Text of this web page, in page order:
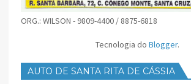
ORG.: WILSON - 9809-4400 / 8875-6818
Tecnologia do Blogger.
AUTO DE SANTA RITA DE CÁSSIA